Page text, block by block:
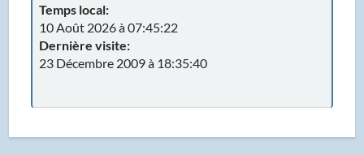
Temps local:
10 Août 2026 à 07:45:22
Dernière visite:
23 Décembre 2009 à 18:35:40